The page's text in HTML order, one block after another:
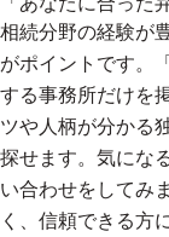
相続分野の経験が
がポイントです。
する事務所だけを
ツや人柄が分かる
探せます。気にな
い合わせをしてみ
く、信頼できる方